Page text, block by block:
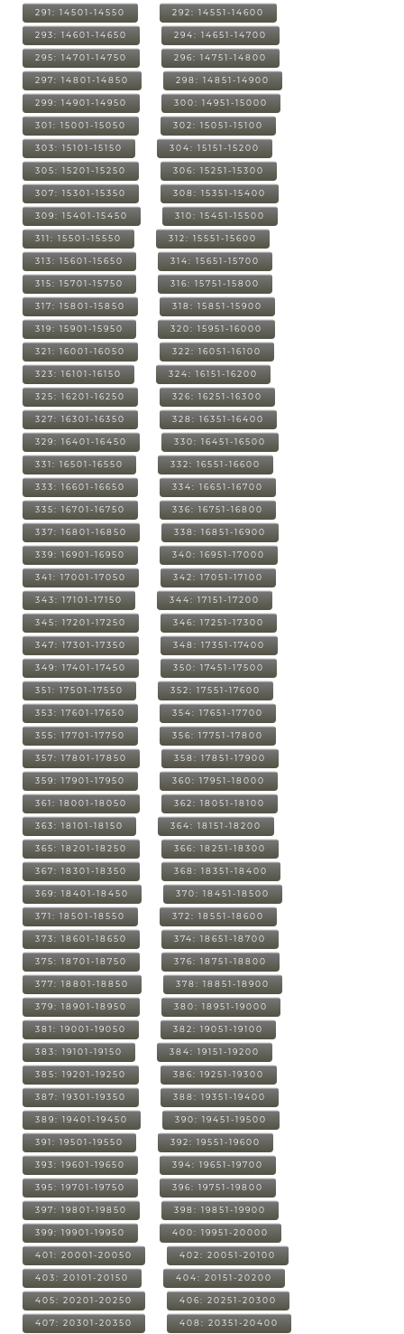
291: 14501-14550 292: 14551-14600
293: 14601-14650 294: 14651-14700
295: 14701-14750 296: 14751-14800
297: 14801-14850 298: 14851-14900
299: 14901-14950 300: 14951-15000
301: 15001-15050 302: 15051-15100
303: 15101-15150 304: 15151-15200
305: 15201-15250 306: 15251-15300
307: 15301-15350 308: 15351-15400
309: 15401-15450 310: 15451-15500
311: 15501-15550 312: 15551-15600
313: 15601-15650 314: 15651-15700
315: 15701-15750 316: 15751-15800
317: 15801-15850 318: 15851-15900
319: 15901-15950 320: 15951-16000
321: 16001-16050 322: 16051-16100
323: 16101-16150 324: 16151-16200
325: 16201-16250 326: 16251-16300
327: 16301-16350 328: 16351-16400
329: 16401-16450 330: 16451-16500
331: 16501-16550 332: 16551-16600
333: 16601-16650 334: 16651-16700
335: 16701-16750 336: 16751-16800
337: 16801-16850 338: 16851-16900
339: 16901-16950 340: 16951-17000
341: 17001-17050 342: 17051-17100
343: 17101-17150 344: 17151-17200
345: 17201-17250 346: 17251-17300
347: 17301-17350 348: 17351-17400
349: 17401-17450 350: 17451-17500
351: 17501-17550 352: 17551-17600
353: 17601-17650 354: 17651-17700
355: 17701-17750 356: 17751-17800
357: 17801-17850 358: 17851-17900
359: 17901-17950 360: 17951-18000
361: 18001-18050 362: 18051-18100
363: 18101-18150 364: 18151-18200
365: 18201-18250 366: 18251-18300
367: 18301-18350 368: 18351-18400
369: 18401-18450 370: 18451-18500
371: 18501-18550 372: 18551-18600
373: 18601-18650 374: 18651-18700
375: 18701-18750 376: 18751-18800
377: 18801-18850 378: 18851-18900
379: 18901-18950 380: 18951-19000
381: 19001-19050 382: 19051-19100
383: 19101-19150 384: 19151-19200
385: 19201-19250 386: 19251-19300
387: 19301-19350 388: 19351-19400
389: 19401-19450 390: 19451-19500
391: 19501-19550 392: 19551-19600
393: 19601-19650 394: 19651-19700
395: 19701-19750 396: 19751-19800
397: 19801-19850 398: 19851-19900
399: 19901-19950 400: 19951-20000
401: 20001-20050 402: 20051-20100
403: 20101-20150 404: 20151-20200
405: 20201-20250 406: 20251-20300
407: 20301-20350 408: 20351-20400